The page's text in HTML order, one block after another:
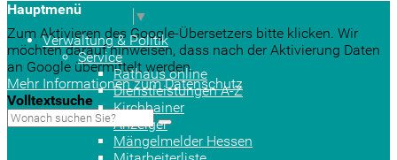
Sprache auswählen
▼
Zum Aktivieren des Google-Übersetzers bitte klicken. Wir
möchten darauf hinweisen, dass nach der Aktivierung Daten
an Google übermittelt werden.
Mehr Informationen zum Datenschutz
Volltextsuche
Hauptmenü
Verwaltung & Politik
Service
Rathaus online
Dienstleistungen A-Z
Kirchhainer
Anzeiger
Mängelmelder Hessen